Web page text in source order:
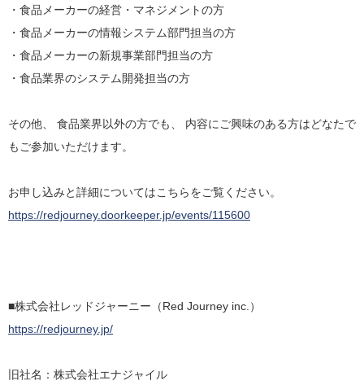
・食品メーカーの経営・マネジメントの方
・食品メーカーの情報システム部門担当の方
・食品メーカーの新規事業部門担当の方
・食品業界のシステム開発担当の方
その他、 食品業界以外の方でも、 内容にご興味のある方はどなたで
もご参加いただけます。
お申し込みと詳細についてはこちらをご覧ください。
https://redjourney.doorkeeper.jp/events/115600
■株式会社レッドジャーニー（Red Journey inc.）
https://redjourney.jp/
旧社名：株式会社エナジャイル